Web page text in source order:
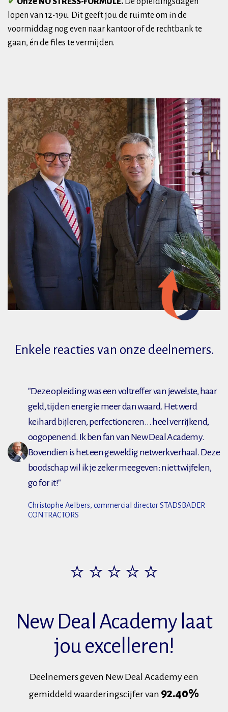
lopen van 12-19u. Dit geeft jou de ruimte om in de
voormiddag nog even naar kantoor of de rechtbank te
gaan, én de files te vermijden.
Enkele reacties van onze deelnemers.
"Deze opleiding was een voltreffer van jewelste, haar
geld, tijd en energie meer dan waard. Het werd
keihard bijleren, perfectioneren... heel verrijkend,
oogopenend. Ik ben fan van New Deal Academy.
Bovendien is het een geweldig netwerkverhaal. Deze
boodschap wil ik je zeker meegeven: niet twijfelen,
go for it!"
Christophe Aelbers, commercial director STADSBADER
CONTRACTORS
⭐ ⭐ ⭐ ⭐ ⭐
New Deal Academy laat
jou excelleren!
Deelnemers geven New Deal Academy een
gemiddeld waarderingscijfer van 92.40%